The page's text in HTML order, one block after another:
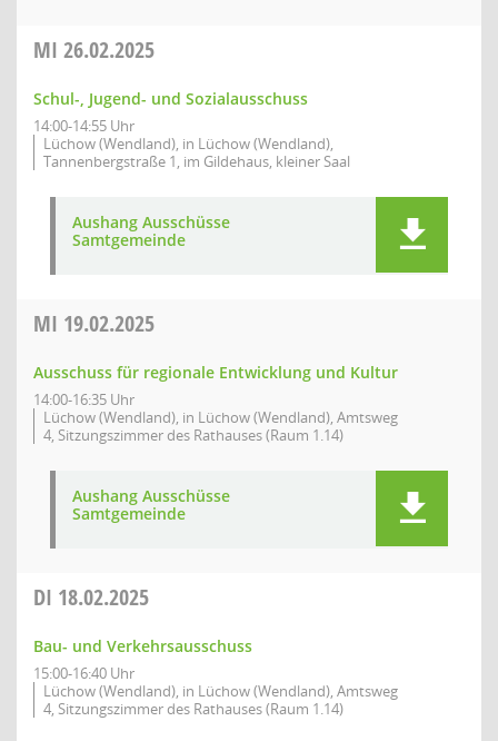
MI 26.02.2025
Schul-, Jugend- und Sozialausschuss
14:00-14:55 Uhr
Lüchow (Wendland), in Lüchow (Wendland),
Tannenbergstraße 1, im Gildehaus, kleiner Saal
Aushang Ausschüsse
Samtgemeinde
MI 19.02.2025
Ausschuss für regionale Entwicklung und Kultur
14:00-16:35 Uhr
Lüchow (Wendland), in Lüchow (Wendland), Amtsweg
4, Sitzungszimmer des Rathauses (Raum 1.14)
Aushang Ausschüsse
Samtgemeinde
DI 18.02.2025
Bau- und Verkehrsausschuss
15:00-16:40 Uhr
Lüchow (Wendland), in Lüchow (Wendland), Amtsweg
4, Sitzungszimmer des Rathauses (Raum 1.14)